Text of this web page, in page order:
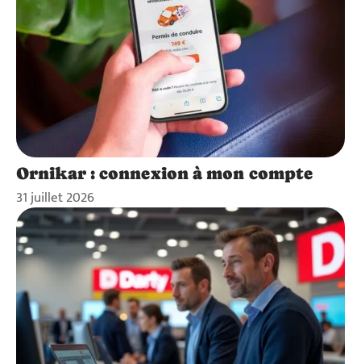
Ornikar : connexion à mon compte
31 juillet 2026